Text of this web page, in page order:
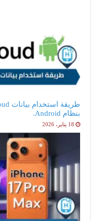
بنظام Android.
18 يناير، 2026